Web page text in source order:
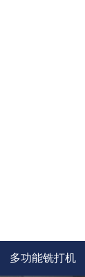
多功能铣打机